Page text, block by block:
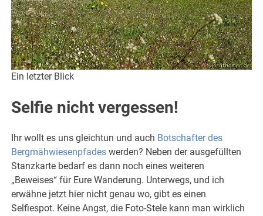
Ein letzter Blick
Selfie nicht vergessen!
Ihr wollt es uns gleichtun und auch Botschafter des
Bergmähwiesenpfades werden? Neben der ausgefüllten
Stanzkarte bedarf es dann noch eines weiteren
„Beweises“ für Eure Wanderung. Unterwegs, und ich
erwähne jetzt hier nicht genau wo, gibt es einen
Selfiespot. Keine Angst, die Foto-Stele kann man wirklich